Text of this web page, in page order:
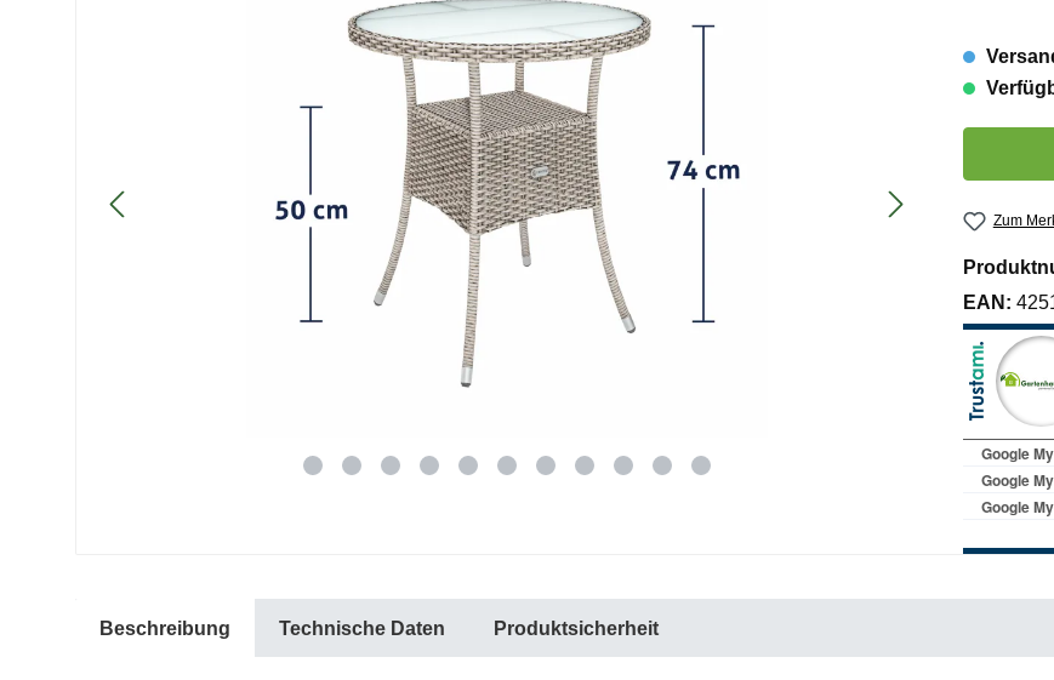
Produkt
Zum
EAN:
Beschreibung Technische Daten Produktsicherheit